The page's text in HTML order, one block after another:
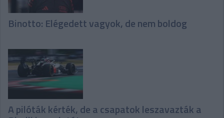
Binotto: Elégedett vagyok, de nem boldog
A pilóták kérték, de a csapatok leszavazták a